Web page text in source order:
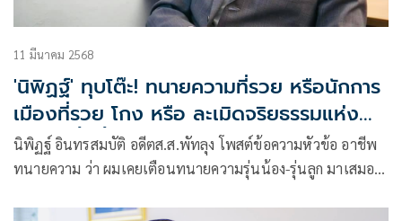
11 มีนาคม 2568
'นิพิฏฐ์' ทุบโต๊ะ! ทนายความที่รวย หรือนักการ
เมืองที่รวย โกง หรือ ละเมิดจริยธรรมแห่ง
วิชาชีพทั้งนั้น
นิพิฏฐ์ อินทรสมบัติ อดีตส.ส.พัทลุง โพสต์ข้อความหัวข้อ อาชีพ
ทนายความ ว่า ผมเคยเตือนทนายความรุ่นน้อง-รุ่นลูก มาเสมอ